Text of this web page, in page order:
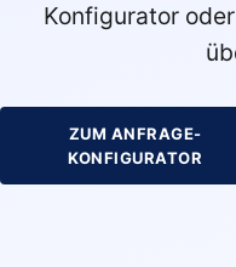
Konfigurator
ZUM ANFRAGE-
KONFIGURATOR